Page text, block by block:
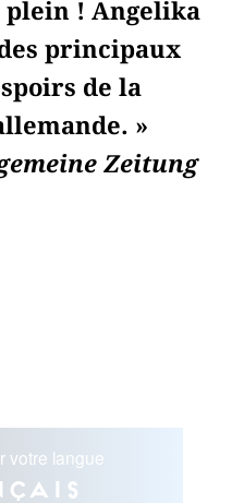
! Angelika
principaux
de la
»
Zeitung
votre langue